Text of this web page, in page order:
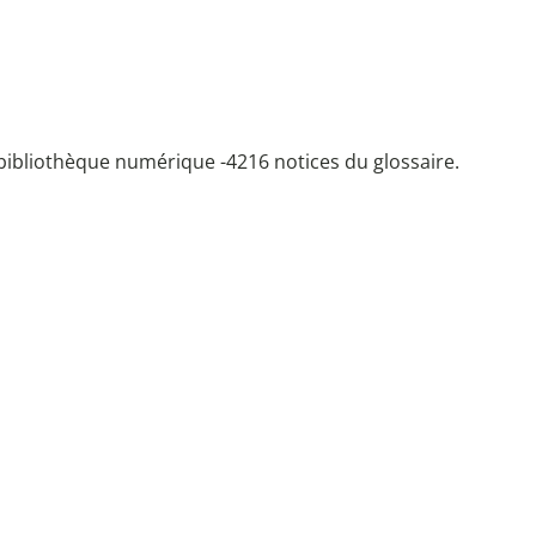
numérique -4216 notices du glossaire.